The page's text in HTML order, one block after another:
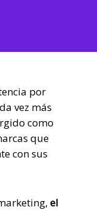
por
vez más
como
que
con sus
el